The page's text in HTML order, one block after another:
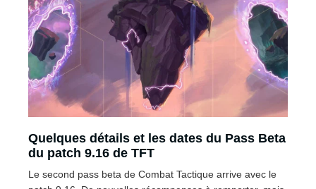
Quelques détails et les dates du Pass Beta
du patch 9.16 de TFT
Le second pass beta de Combat Tactique arrive avec le